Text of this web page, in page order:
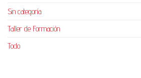
Sin categoría
Taller de Formación
Todo